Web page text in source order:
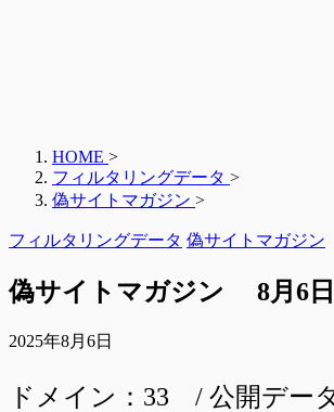
HOME >
フィルタリングデータ >
偽サイトマガジン >
フィルタリングデータ 偽サイトマガジン
偽サイトマガジン 8月6日
2025年8月6日
ドメイン：33 / 公開デー